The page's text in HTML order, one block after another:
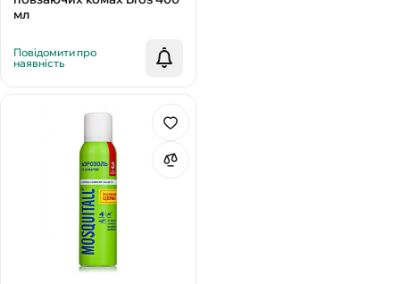
мл
Повідомити про
наявність